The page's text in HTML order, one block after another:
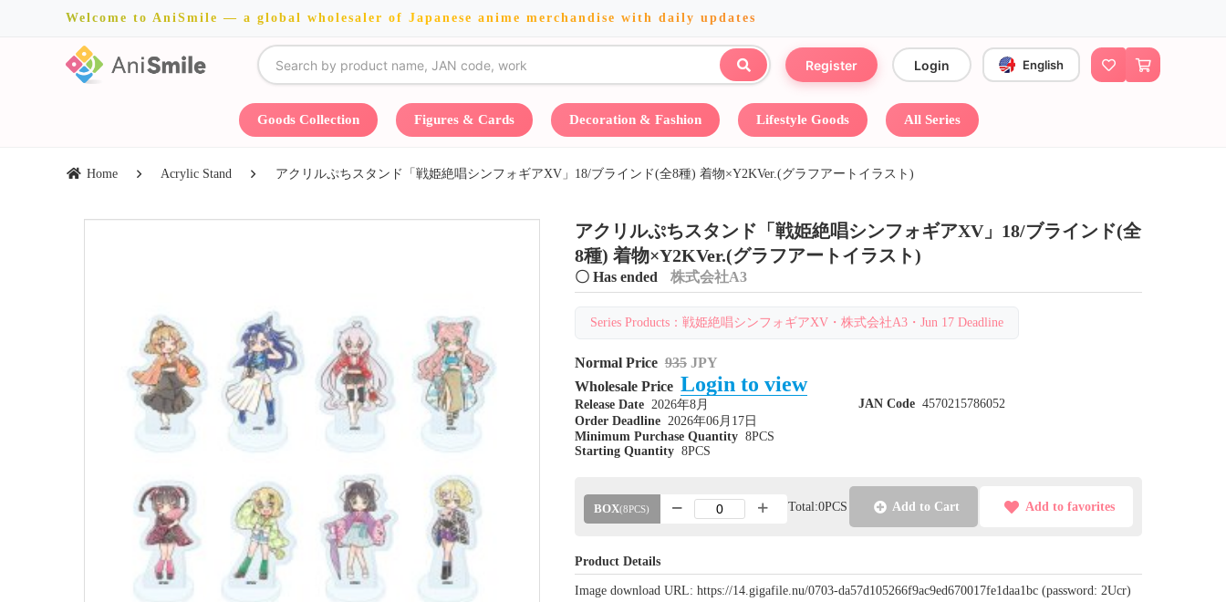
Welcome to AniSmile — a global wholesaler of Japanese anime merchandise with daily updates
Register Login English
Goods Collection Figures & Cards Decoration & Fashion Lifestyle Goods All Series
Home Acrylic Stand アクリルぷちスタンド「戦姫絶唱シンフォギアXV」18/ブラインド(全8種) 着物×Y2KVer.(グラフアートイラスト)
アクリルぷちスタンド「戦姫絶唱シンフォギアXV」18/ブラインド(全
8種) 着物×Y2KVer.(グラフアートイラスト)
〇 Has ended 株式会社A3
Series Products：戦姫絶唱シンフォギアXV・株式会社A3・Jun 17 Deadline
Normal Price 935 JPY
Wholesale Price Login to view
Release Date 2026年8月
Order Deadline 2026年06月17日
Minimum Purchase Quantity 8PCS
Starting Quantity 8PCS
JAN Code 4570215786052
BOX(8PCS) Total:0PCS Add to Cart Add to favorites
Product Details
Image download URL: https://14.gigafile.nu/0703-da57d105266f9ac9ed670017fe1daa1bc (password: 2Ucr)